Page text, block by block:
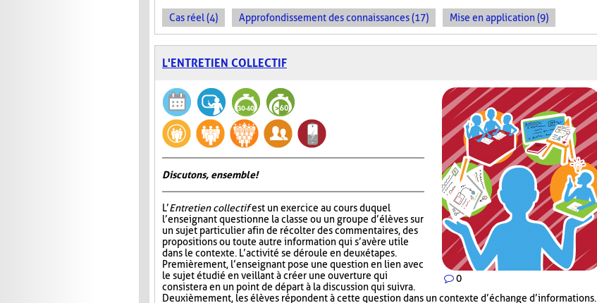
Cas réel (4) Approfondissement des connaissances (17) Mise en application (9)
L'ENTRETIEN COLLECTIF
0
Discutons, ensemble!
L’Entretien collectifest un exercice au cours duquel
l’enseignant questionne la classe ou un groupe d’élèves sur
un sujet particulier afin de récolter des commentaires, des
propositions ou toute autre information qui s’avère utile
dans le contexte. L’activité se déroule en deux étapes.
Premièrement, l’enseignant pose une question en lien avec
le sujet étudié en veillant à créer une ouverture qui
consistera en un point de départ à la discussion qui suivra.
Deuxièmement, les élèves répondent à cette question dans un contexte d’échange d’informations.